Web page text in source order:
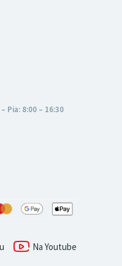
Youtube